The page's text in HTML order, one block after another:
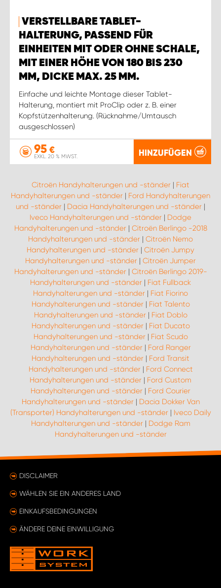
VERSTELLBARE TABLET-
HALTERUNG, PASSEND FÜR
EINHEITEN MIT ODER OHNE SCHALE,
MIT EINER HÖHE VON 180 BIS 230
MM, DICKE MAX. 25 MM.
Einfache und leichte Montage dieser Tablet-
Halterung, montiert mit ProClip oder z. B. einer
Kopfstützenhalterung. (Rücknahme/Umtausch
ausgeschlossen)
95 €
EXKL. 20 % MWST. HINZUFÜGEN
Citroën Handyhalterungen und -ständer | Fiat
Handyhalterungen und -ständer | Ford Handyhalterungen
und -ständer | Dacia Handyhalterungen und -ständer |
Iveco Handyhalterungen und -ständer | Dodge
Handyhalterungen und -ständer| Citroën Berlingo -2018
Handyhalterungen und -ständer | Citroën Nemo
Handyhalterungen und -ständer | Citroën Jumpy
Handyhalterungen und -ständer | Citroën Jumper
Handyhalterungen und -ständer| Citroën Berlingo 2019-
Handyhalterungen und -ständer | Fiat Fullback
Handyhalterungen und -ständer | Fiat Fiorino
Handyhalterungen und -ständer| Fiat Talento
Handyhalterungen und -ständer| Fiat Doblo
Handyhalterungen und -ständer| Fiat Ducato
Handyhalterungen und -ständer| Fiat Scudo
Handyhalterungen und -ständer| Ford Ranger
Handyhalterungen und -ständer | Ford Transit
Handyhalterungen und -ständer| Ford Connect
Handyhalterungen und -ständer | Ford Custom
Handyhalterungen und -ständer | Ford Courier
Handyhalterungen und -ständer| Dacia Dokker Van
(Transporter) Handyhalterungen und -ständer| Iveco Daily
Handyhalterungen und -ständer| Dodge Ram
Handyhalterungen und -ständer
DISCLAIMER
WÄHLEN SIE EIN ANDERES LAND
EINKAUFSBEDINGUNGEN
ÄNDERE DEINE EINWILLIGUNG